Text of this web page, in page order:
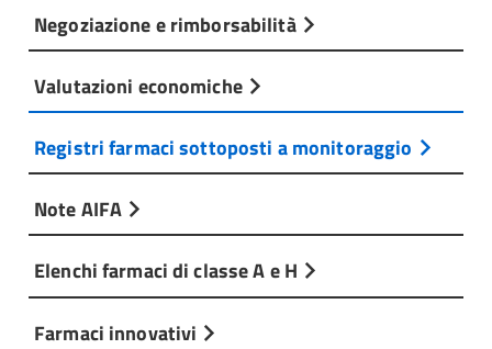
Negoziazione e rimborsabilità
Valutazioni economiche
Registri farmaci sottoposti a monitoraggio
Note AIFA
Elenchi farmaci di classe A e H
Farmaci innovativi